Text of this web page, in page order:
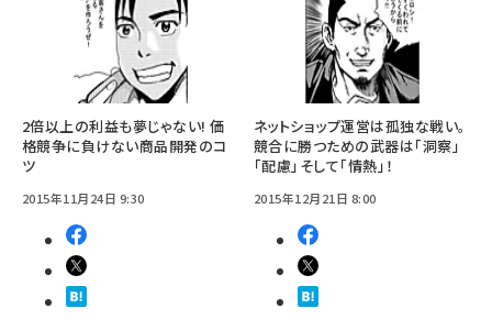
2倍以上の利益も夢じゃない! 価
格競争に負けない商品開発のコ
ツ
2015年11月24日 9:30
ネットショップ運営は孤独な戦い。
競合に勝つための武器は「洞察」
「配慮」そして「情熱」！
2015年12月21日 8:00